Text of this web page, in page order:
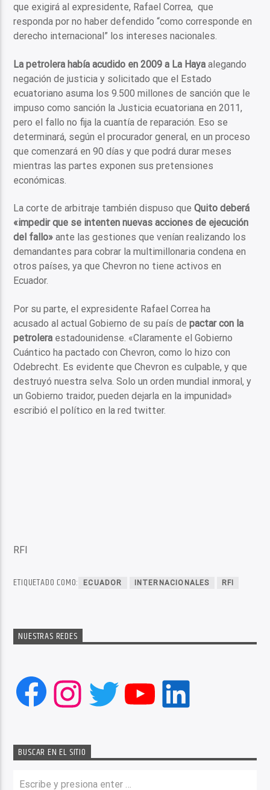
que exigirá al expresidente, Rafael Correa, que
responda por no haber defendido “como corresponde en
derecho internacional” los intereses nacionales.
La petrolera había acudido en 2009 a La Haya alegando
negación de justicia y solicitado que el Estado
ecuatoriano asuma los 9.500 millones de sanción que le
impuso como sanción la Justicia ecuatoriana en 2011,
pero el fallo no fija la cuantía de reparación. Eso se
determinará, según el procurador general, en un proceso
que comenzará en 90 días y que podrá durar meses
mientras las partes exponen sus pretensiones
económicas.
La corte de arbitraje también dispuso queQuito deberá
«impedir que se intenten nuevas acciones de ejecución
del fallo»ante las gestiones que venían realizando los
demandantes para cobrar la multimillonaria condena en
otros países, ya que Chevron no tiene activos en
Ecuador.
Por su parte, el expresidente Rafael Correa ha
acusado al actual Gobierno de su país depactar con la
petrolera estadounidense. «Claramente el Gobierno
Cuántico ha pactado con Chevron, como lo hizo con
Odebrecht. Es evidente que Chevron es culpable, y que
destruyó nuestra selva. Solo un orden mundial inmoral, y
un Gobierno traidor, pueden dejarla en la impunidad»
escribió el político en la red twitter.
RFI
ETIQUETADO COMO: ECUADOR INTERNACIONALES RFI
NUESTRAS REDES
Facebook
Instagram
Twitter
YouTube
LinkedIn
BUSCAR EN EL SITIO